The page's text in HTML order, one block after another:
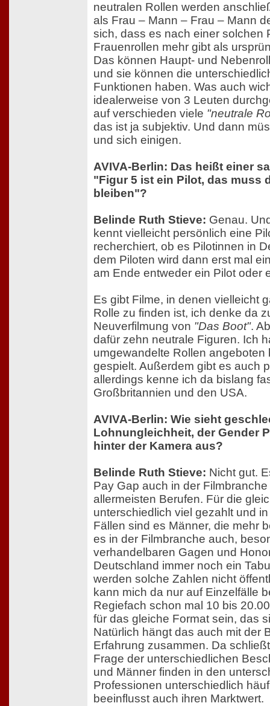
neutralen Rollen werden
als Frau – Mann – Frau – Mann
sich, dass es nach einer solchen
Frauenrollen mehr gibt als
Das können Haupt- und
und sie können die
Funktionen haben. Was auch
idealerweise von 3 Leuten
auf verschieden viele "neutrale
das ist ja subjektiv. Und dann
und sich einigen.
AVIVA-Berlin: Das heißt einer
"Figur 5 ist ein Pilot, das muss
bleiben"?
Belinde Ruth Stieve: Genau.
kennt vielleicht persönlich eine
recherchiert, ob es Pilotinnen in
dem Piloten wird dann erst mal
am Ende entweder ein Pilot oder
Es gibt Filme, in denen vielleicht
Rolle zu finden ist, ich denke da
Neuverfilmung von "Das Boot".
dafür zehn neutrale Figuren. Ich
umgewandelte Rollen angeboten
gespielt. Außerdem gibt es auch
allerdings kenne ich da bislang
Großbritannien und den USA.
AVIVA-Berlin: Wie sieht
Lohnungleichheit, der Gender
hinter der Kamera aus?
Belinde Ruth Stieve: Nicht gut.
Pay Gap auch in der
allermeisten Berufen. Für die
unterschiedlich viel gezahlt und
Fällen sind es Männer, die mehr
es in der Filmbranche auch,
verhandelbaren Gagen und
Deutschland immer noch ein
werden solche Zahlen nicht
kann mich da nur auf Einzelfälle
Regiefach schon mal 10 bis
für das gleiche Format sein, das
Natürlich hängt das auch mit der
Erfahrung zusammen. Da
Frage der unterschiedlichen
und Männer finden in den
Professionen unterschiedlich
beeinflusst auch ihren Marktwert.